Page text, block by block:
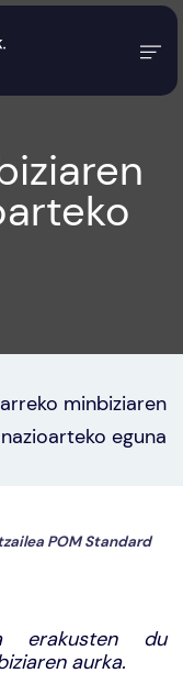
minbiziaren
eguna
POM Standard
erakusten du
aurka.